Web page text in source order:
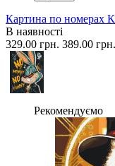
Картина по номерах
В наявності
329.00 грн. 389.00 грн.
Рекомендуємо